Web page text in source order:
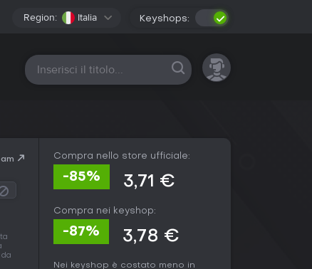
Region: Italia Keyshops:
Tutte le piattaforme
Compra nello store ufficiale:
-85% 3,71 €
Compra nei keyshop:
-87% 3,78 €
Nei keyshop è costato meno in